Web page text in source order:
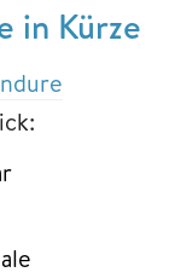
in Kürze